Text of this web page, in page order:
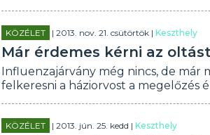
KÖZÉLET | 2013. nov. 21. csütörtök |Keszthely
Már érdemes kérni az oltást
Influenzajárvány még nincs, de már
felkeresni a háziorvost a megelőzés
KÖZÉLET | 2013. jún. 25. kedd |Keszthely